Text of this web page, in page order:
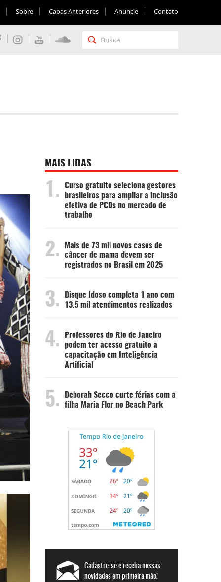
Sobre Capas Anteriores Anuncie Contato
MAIS LIDAS
1.
Curso gratuito seleciona gestores
brasileiros para ampliar a inclusão
efetiva de PCDs no mercado de
trabalho
2.
Mais de 73 mil novos casos de
câncer de mama devem ser
registrados no Brasil em 2025
3.
Disque Idoso completa 1 ano com
13.5 mil atendimentos realizados
4.
Professores do Rio de Janeiro
podem ter acesso gratuito a
capacitação em Inteligência
Artificial
5.
Deborah Secco curte férias com a
filha Maria Flor no Beach Park
Cadastre-se e receba nossas
novidades em primeira mão!